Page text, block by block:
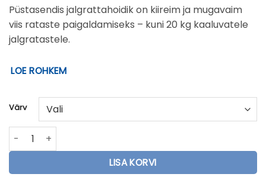
225,00 €
Püstasendis jalgrattahoidik on kiireim ja mugavaim
viis rataste paigaldamiseks – kuni 20 kg kaaluvatele
jalgratastele.
LOE ROHKEM
Värv
Thule ProRide (Gen2) kogus
LISA KORVI